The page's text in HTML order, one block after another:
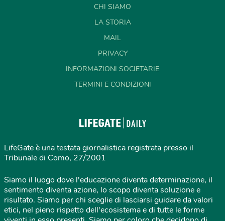
CHI SIAMO
LA STORIA
MAIL
PRIVACY
INFORMAZIONI SOCIETARIE
TERMINI E CONDIZIONI
LifeGate è una testata giornalistica registrata presso il
Tribunale di Como, 27/2001
Siamo il luogo dove l'educazione diventa determinazione, il
sentimento diventa azione, lo scopo diventa soluzione e
risultato. Siamo per chi sceglie di lasciarsi guidare da valori
etici, nel pieno rispetto dell'ecosistema e di tutte le forme